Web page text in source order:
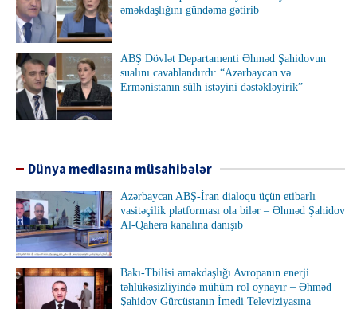
əməkdaşlığını gündəmə gətirib
ABŞ Dövlət Departamenti Əhməd Şahidovun
sualını cavablandırdı: “Azərbaycan və
Ermənistanın sülh istəyini dəstəkləyirik”
Dünya mediasına müsahibələr
Azərbaycan ABŞ-İran dialoqu üçün etibarlı
vasitəçilik platforması ola bilər – Əhməd Şahidov
Al-Qahera kanalına danışıb
Bakı-Tbilisi əməkdaşlığı Avropanın enerji
təhlükəsizliyində mühüm rol oynayır – Əhməd
Şahidov Gürcüstanın İmedi Televiziyasına